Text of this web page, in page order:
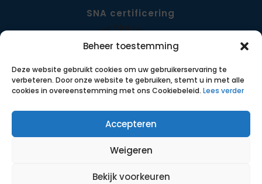
Beheer toestemming
Deze website gebruikt cookies om uw gebruikerservaring te
verbeteren. Door onze website te gebruiken, stemt u in met alle
cookies in overeenstemming met ons Cookiebeleid. Lees verder
Accepteren
Weigeren
Bekijk voorkeuren
SNA certificering
Opdrachten
Werkwijze